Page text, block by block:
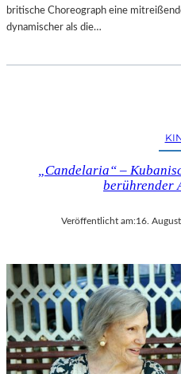
britische Choreograph eine
dynamischer als die…
„Candelaria“ –
berührender
Veröffentlicht am:16.